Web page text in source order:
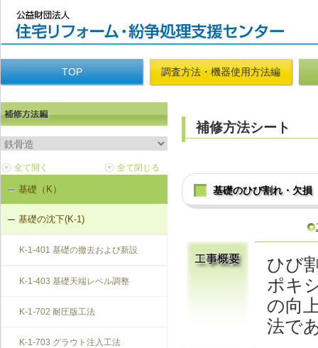
TOP 調査方法・機器使用方法編
基礎（K）
基礎の沈下(K-1)
K-1-401 基礎の撤去および新設
K-1-403 基礎天端レベル調整
K-1-702 耐圧版工法
K-1-703 グラウト注入工法
補修方法シート
基礎のひび割れ・欠損
ひび
ポキ
の向
法で